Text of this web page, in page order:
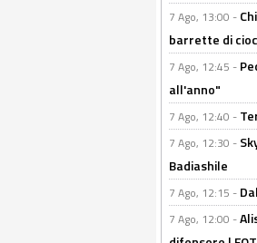
7 Ago, 13:00 -
barrette di
7 Ago, 12:45 -
all'anno"
7 Ago, 12:40 -
7 Ago, 12:30 -
Badiashile
7 Ago, 12:15 -
7 Ago, 12:00 -